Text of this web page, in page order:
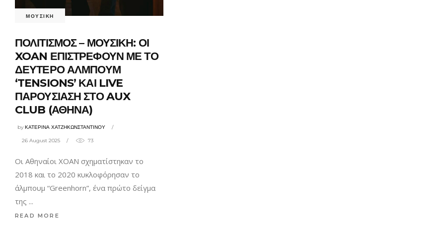
ΜΟΥΣΙΚΗ
ΠΟΛΙΤΙΣΜΟΣ – ΜΟΥΣΙΚΗ: ΟΙ
XOAN ΕΠΙΣΤΡΕΦΟΥΝ ΜΕ ΤΟ
ΔΕΥΤΕΡΟ ΑΛΜΠΟΥΜ
‘TENSIONS’ ΚΑΙ LIVE
ΠΑΡΟΥΣΙΑΣΗ ΣΤΟ AUX
CLUB (ΑΘΗΝΑ)
byΚΑΤΕΡΙΝΑ ΧΑΤΖΗΚΩΝΣΤΑΝΤΙΝΟΥ
26 August 2025 73
Οι Αθηναίοι ΧΟΑΝ σχηματίστηκαν το
2018 και το 2020 κυκλοφόρησαν το
άλμπουμ “Greenhorn”, ένα πρώτο δείγμα
της
READ MORE